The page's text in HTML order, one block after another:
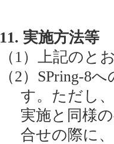
11. 実施方法等
（1）上記のと
（2）SPring-8
す。ただし
実施と同様
合せの際に